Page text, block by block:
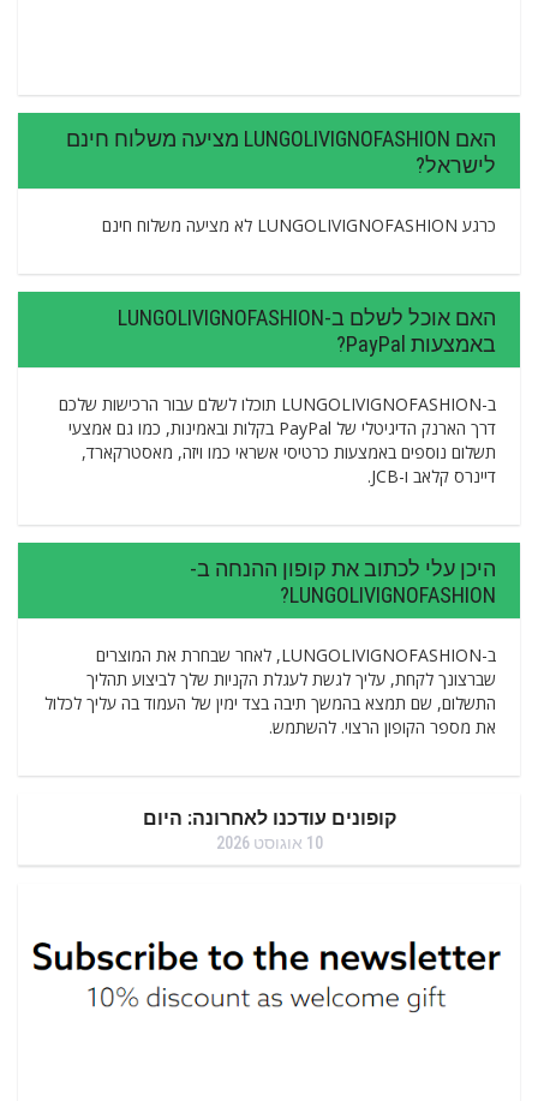
האם LUNGOLIVIGNOFASHION מציעה משלוח חינם
לישראל?
כרגע LUNGOLIVIGNOFASHION לא מציעה משלוח חינם
האם אוכל לשלם ב-LUNGOLIVIGNOFASHION
באמצעות PayPal?
ב-LUNGOLIVIGNOFASHION תוכלו לשלם עבור הרכישות שלכם
דרך הארנק הדיגיטלי של PayPal בקלות ובאמינות, כמו גם אמצעי
תשלום נוספים באמצעות כרטיסי אשראי כמו ויזה, מאסטרקארד,
דיינרס קלאב ו-JCB.
היכן עלי לכתוב את קופון ההנחה ב-
LUNGOLIVIGNOFASHION?
ב-LUNGOLIVIGNOFASHION, לאחר שבחרת את המוצרים
שברצונך לקחת, עליך לגשת לעגלת הקניות שלך לביצוע תהליך
התשלום, שם תמצא בהמשך תיבה בצד ימין של העמוד בה עליך לכלול
את מספר הקופון הרצוי. להשתמש.
קופונים עודכנו לאחרונה: היום
10 אוגוסט 2026